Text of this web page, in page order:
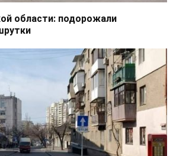
области: подорожали